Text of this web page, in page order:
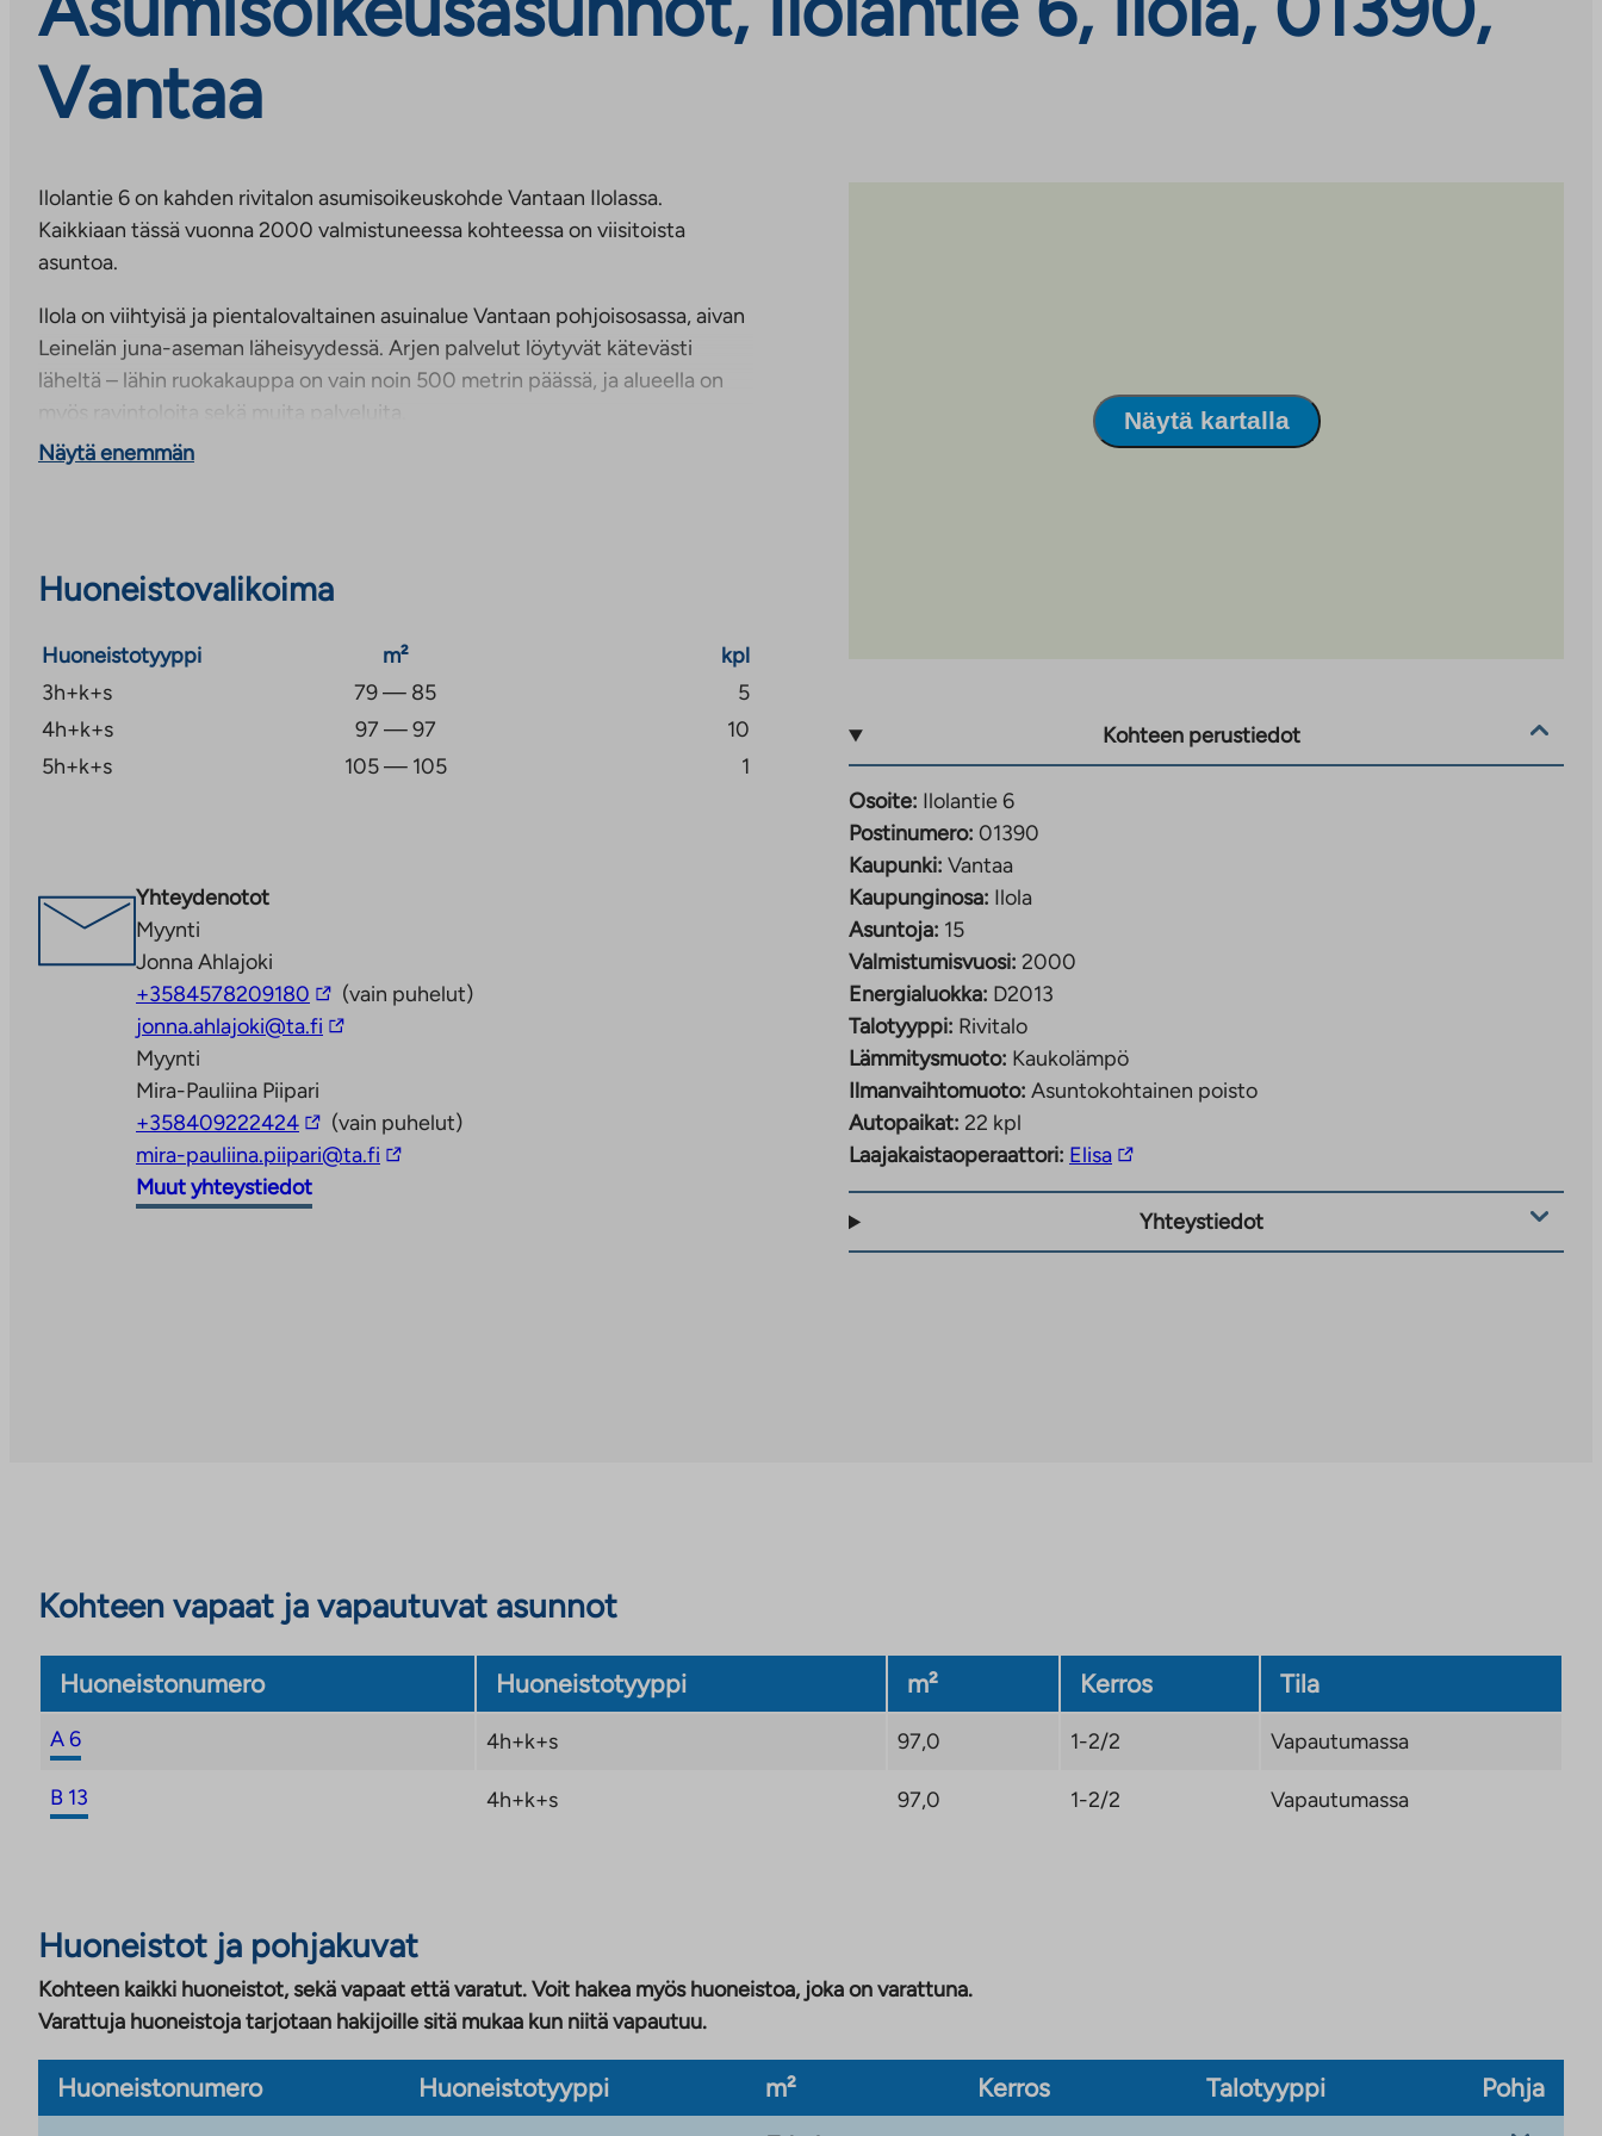
Vantaa
Ilolantie 6 on kahden rivitalon asumisoikeuskohde Vantaan Ilolassa.
Kaikkiaan tässä vuonna 2000 valmistuneessa kohteessa on viisitoista
asuntoa.
Ilola on viihtyisä ja pientalovaltainen asuinalue Vantaan pohjoisosassa, aivan
Leinelän juna-aseman läheisyydessä. Arjen palvelut löytyvät kätevästi
läheltä – lähin ruokakauppa on vain noin 500 metrin päässä, ja alueella on
myös ravintoloita sekä muita palveluita.
Koulu ja päiväkoti sijaitsevat alle puolen kilometrin etäisyydellä, mikä tekee
Näytä enemmän
Huoneistovalikoima
Huoneistotyyppi m²
kpl
3h+k+s
79 — 85
5
4h+k+s
97 — 97
10
5h+k+s
105 — 105 1
Yhteydenotot
Myynti
Jonna Ahlajoki
+3584578209180 Linkki
vie
palveluun
(vain puhelut)
jonna.ahlajoki@ta.fi Linkki
palveluun
Myynti
Mira-Pauliina Piipari
+358409222424Linkki
vie
ulkopuoliseen
(vain puhelut)
mira-pauliina.piipari@ta.fi Linkki
Muut yhteystiedot
Näytä kartalla
Kohteen perustiedot
Osoite: Ilolantie 6
Postinumero: 01390
Kaupunki: Vantaa
Kaupunginosa: Ilola
Asuntoja: 15
Valmistumisvuosi: 2000
Energialuokka: D2013
Talotyyppi: Rivitalo
Lämmitysmuoto: Kaukolämpö
Ilmanvaihtomuoto: Asuntokohtainen poisto
Autopaikat: 22 kpl
Laajakaistaoperaattori: ElisaLinkki
vie
ulkopuoliseen
palveluun.
Yhteystiedot
Kohteen vapaat ja vapautuvat asunnot
Huoneistonumero Huoneistotyyppi m² Kerros Tila
A 6 4h+k+s 97,0 1-2/2 Vapautumassa
B 13 4h+k+s 97,0 1-2/2 Vapautumassa
Huoneistot ja pohjakuvat
Kohteen kaikki huoneistot, sekä vapaat että varatut. Voit hakea myös huoneistoa, joka on varattuna.
Varattuja huoneistoja tarjotaan hakijoille sitä mukaa kun niitä vapautuu.
Huoneistonumero Huoneistotyyppi m² Kerros Talotyyppi Pohja